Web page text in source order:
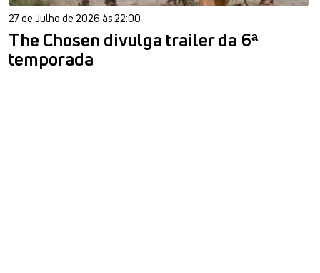
27 de Julho de 2026 às 22:00
The Chosen divulga trailer da 6ª
temporada